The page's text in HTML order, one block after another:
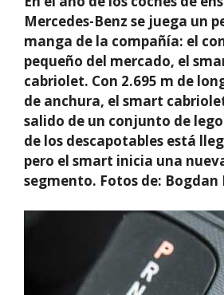
Mercedes-Benz se juega un
manga de la compañía: el
pequeño del mercado, el
cabriolet. Con 2.695 m de
de anchura, el smart
salido de un conjunto de
de los descapotables está
pero el smart inicia una
segmento. Fotos de: Bogdan